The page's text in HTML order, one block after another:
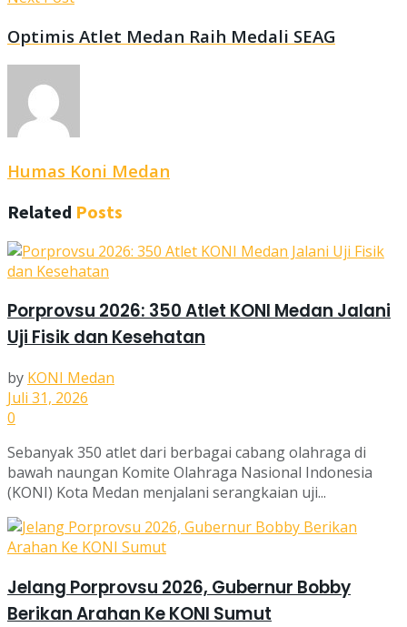
Optimis Atlet Medan Raih Medali SEAG
Humas Koni Medan
Related Posts
Porprovsu 2026: 350 Atlet KONI Medan Jalani
Uji Fisik dan Kesehatan
by KONI Medan
Juli 31, 2026
0
Sebanyak 350 atlet dari berbagai cabang olahraga di
bawah naungan Komite Olahraga Nasional Indonesia
(KONI) Kota Medan menjalani serangkaian uji...
Jelang Porprovsu 2026, Gubernur Bobby
Berikan Arahan Ke KONI Sumut